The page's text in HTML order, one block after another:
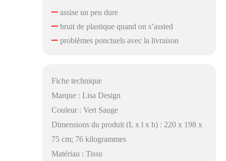
–assise un peu dure
–bruit de plastique quand on s’assied
–problèmes ponctuels avec la livraison
Fiche technique
Marque : Lisa Design
Couleur : Vert Sauge
Dimensions du produit (L x l x h) : 220 x 198 x
75 cm; 76 kilogrammes
Matériau : Tissu